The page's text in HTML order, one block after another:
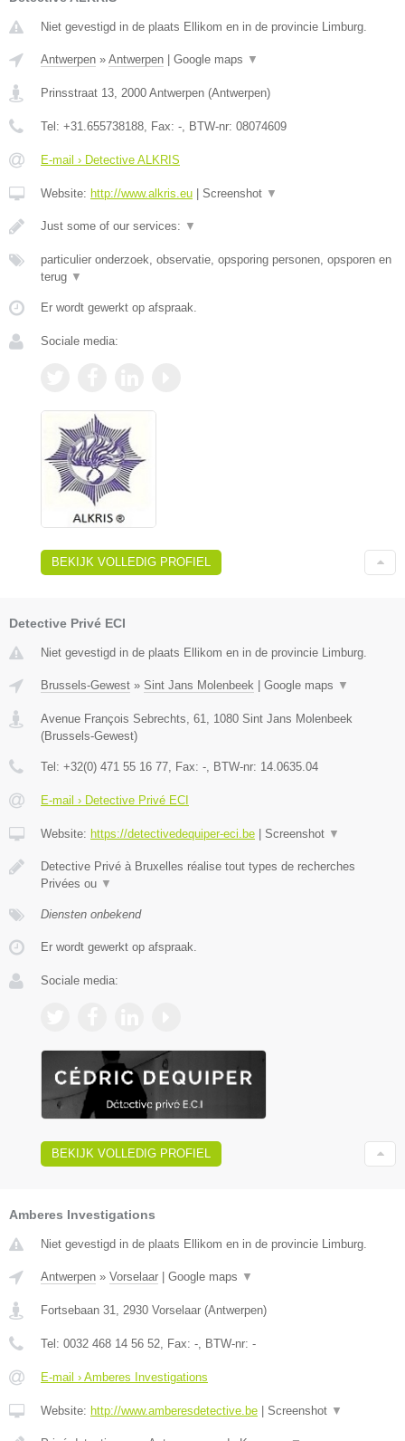
Niet gevestigd in de plaats Ellikom en in de provincie Limburg.
Antwerpen » Antwerpen Google maps ▼
Prinsstraat 13 2000 Antwerpen (Antwerpen)
Tel: +31.655738188 , Fax: - , BTW-nr: 08074609
E-mail › Detective ALKRIS
Website: http://www.alkris.eu Screenshot ▼
Just some of our services: ▼
particulier onderzoek, observatie, opsporing personen, opsporen en
terug ▼
Er wordt gewerkt op afspraak.
Sociale media:
BEKIJK VOLLEDIG PROFIEL
Detective Privé ECI
Niet gevestigd in de plaats Ellikom en in de provincie Limburg.
Brussels-Gewest » Sint Jans Molenbeek Google maps ▼
Avenue François Sebrechts, 61 1080 Sint Jans Molenbeek
(Brussels-Gewest)
Tel: +32(0) 471 55 16 77 , Fax: - , BTW-nr: 14.0635.04
E-mail › Detective Privé ECI
Website: https://detectivedequiper-eci.be Screenshot ▼
Detective Privé à Bruxelles réalise tout types de recherches
Privées ou ▼
Diensten onbekend
Er wordt gewerkt op afspraak.
Sociale media:
BEKIJK VOLLEDIG PROFIEL
Amberes Investigations
Niet gevestigd in de plaats Ellikom en in de provincie Limburg.
Antwerpen » Vorselaar Google maps ▼
Fortsebaan 31, 2930 Vorselaar (Antwerpen)
Tel: 0032 468 14 56 52, Fax: -, BTW-nr: -
E-mail › Amberes Investigations
Website: http://www.amberesdetective.be Screenshot ▼